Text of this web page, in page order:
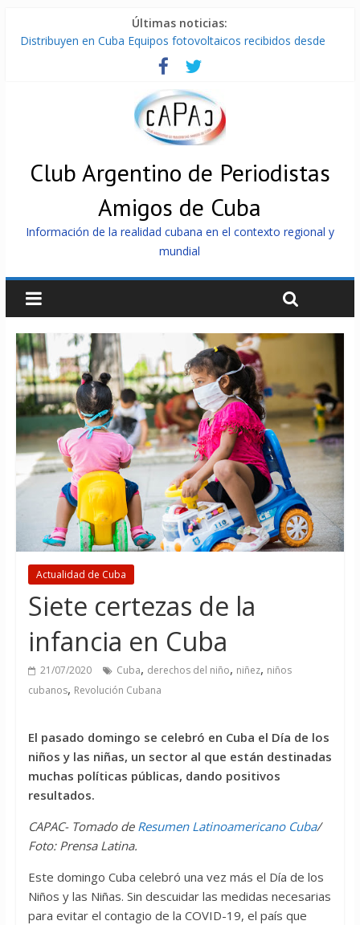
Últimas noticias:
Distribuyen en Cuba Equipos fotovoltaicos recibidos desde
La ONU condena medidas de EE.UU contra Cuba
Cuba alerta sobre doctrina militar de dominación de EEUU
Nuevas sanciones de EEUU contra Cuba apuntan a la
cooperación militar con Rusia y China
Brutal represión contra los que marchan para que no se
venda la patria
Club Argentino de Periodistas
Amigos de Cuba
Información de la realidad cubana en el contexto regional y
mundial
Actualidad de Cuba
Siete certezas de la
infancia en Cuba
21/07/2020 Cuba, derechos del niño, niñez, niños
cubanos, Revolución Cubana
El pasado domingo se celebró en Cuba el Día de los
niños y las niñas, un sector al que están destinadas
muchas políticas públicas, dando positivos
resultados.
CAPAC- Tomado de Resumen Latinoamericano Cuba/
Foto: Prensa Latina.
Este domingo Cuba celebró una vez más el Día de los
Niños y las Niñas. Sin descuidar las medidas necesarias
para evitar el contagio de la COVID-19, el país que